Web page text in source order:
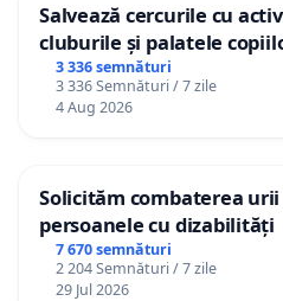
Salvează cercurile cu
cluburile și palatele
3 336 semnături
3 336 Semnături / 7 zile
4 Aug 2026
Solicităm combaterea
persoanele cu dizabilități
7 670 semnături
2 204 Semnături / 7 zile
29 Jul 2026